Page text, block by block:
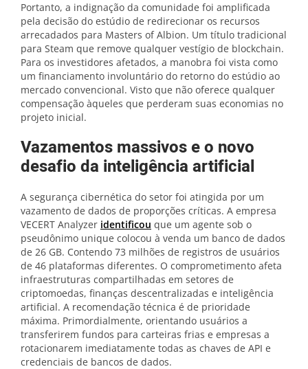
Portanto, a indignação da comunidade foi amplificada
pela decisão do estúdio de redirecionar os recursos
arrecadados para Masters of Albion. Um título tradicional
para Steam que remove qualquer vestígio de blockchain.
Para os investidores afetados, a manobra foi vista como
um financiamento involuntário do retorno do estúdio ao
mercado convencional. Visto que não oferece qualquer
compensação àqueles que perderam suas economias no
projeto inicial.
Vazamentos massivos e o novo
desafio da inteligência artificial
A segurança cibernética do setor foi atingida por um
vazamento de dados de proporções críticas. A empresa
VECERT Analyzer identificou que um agente sob o
pseudônimo unique colocou à venda um banco de dados
de 26 GB. Contendo 73 milhões de registros de usuários
de 46 plataformas diferentes. O comprometimento afeta
infraestruturas compartilhadas em setores de
criptomoedas, finanças descentralizadas e inteligência
artificial. A recomendação técnica é de prioridade
máxima. Primordialmente, orientando usuários a
transferirem fundos para carteiras frias e empresas a
rotacionarem imediatamente todas as chaves de API e
credenciais de bancos de dados.